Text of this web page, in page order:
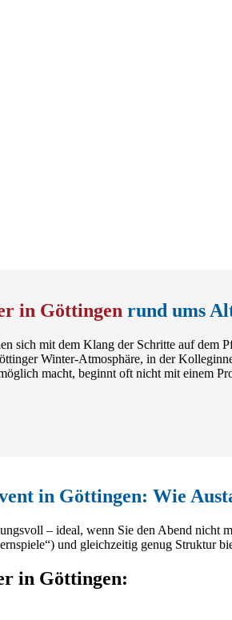
in Göttingen rund ums
sich mit dem Klang der Schritte auf dem
Winter-Atmosphäre, in der
macht, beginnt oft nicht mit einem
in Göttingen: Wie
– ideal, wenn Sie den Abend nicht
und gleichzeitig genug Struktur
in Göttingen: